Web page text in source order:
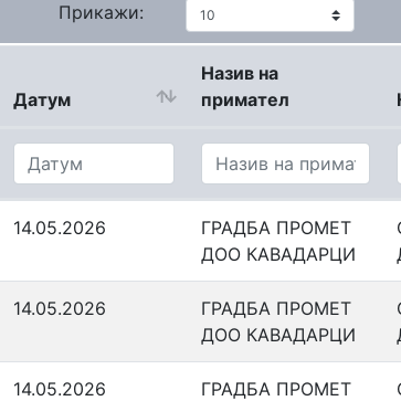
Прикажи:
Датум
Назив на
примател
14.05.2026
ГРАДБА ПРОМЕТ
ДОО КАВАДАРЦИ
14.05.2026
ГРАДБА ПРОМЕТ
ДОО КАВАДАРЦИ
14.05.2026
ГРАДБА ПРОМЕТ